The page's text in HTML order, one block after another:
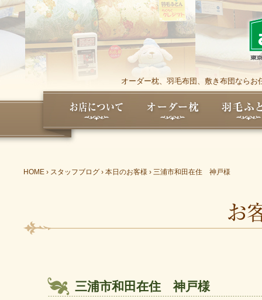
オーダー枕、羽毛布団、敷き布団なら
HOME › スタッフブログ › 本日のお客様 › 三浦市和田在住 神戸様
三浦市和田在住 神戸様